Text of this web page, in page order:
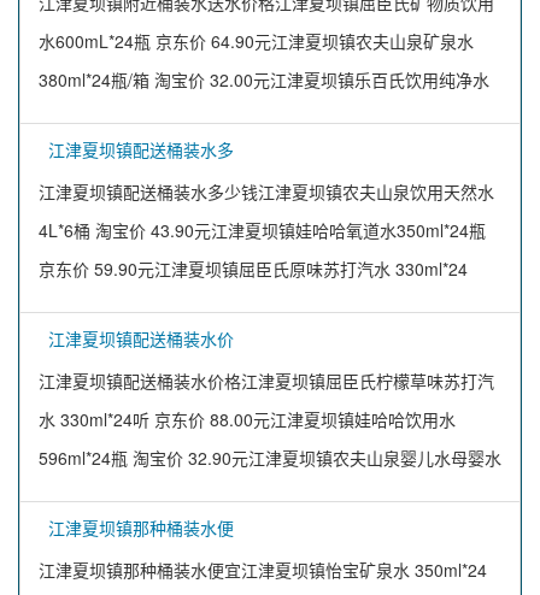
水600mL*24瓶 京东价 64.90元江津夏坝镇农夫山泉矿泉水
380ml*24瓶/箱 淘宝价 32.00元江津夏坝镇乐百氏饮用纯净水
江津夏坝镇配送桶装水多
江津夏坝镇配送桶装水多少钱江津夏坝镇农夫山泉饮用天然水
4L*6桶 淘宝价 43.90元江津夏坝镇娃哈哈氧道水350ml*24瓶
京东价 59.90元江津夏坝镇屈臣氏原味苏打汽水 330ml*24
江津夏坝镇配送桶装水价
江津夏坝镇配送桶装水价格江津夏坝镇屈臣氏柠檬草味苏打汽
水 330ml*24听 京东价 88.00元江津夏坝镇娃哈哈饮用水
596ml*24瓶 淘宝价 32.90元江津夏坝镇农夫山泉婴儿水母婴水
江津夏坝镇那种桶装水便
江津夏坝镇那种桶装水便宜江津夏坝镇怡宝矿泉水 350ml*24